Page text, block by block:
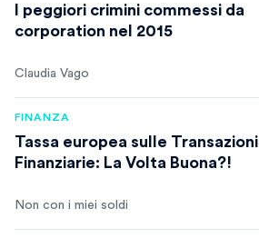
I peggiori crimini commessi da
corporation nel 2015
Claudia Vago
FINANZA
Tassa europea sulle Transazioni
Finanziarie: La Volta Buona?!
Non con i miei soldi